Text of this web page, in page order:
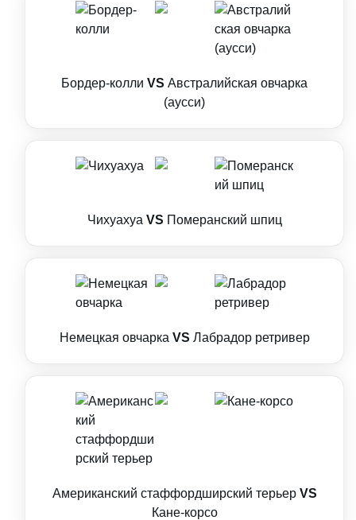
Бордер-колли VS Австралийская овчарка
(аусси)
Чихуахуа VS Померанский шпиц
Немецкая овчарка VS Лабрадор ретривер
Американский стаффордширский терьер VS
Кане-корсо